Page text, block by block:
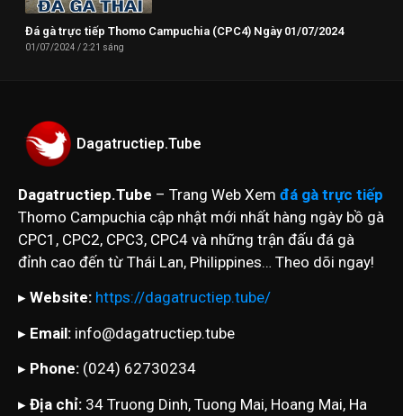
Đá gà trực tiếp Thomo Campuchia (CPC4) Ngày 01/07/2024
01/07/2024 2:21 sáng
Dagatructiep.Tube
Dagatructiep.Tube – Trang Web Xem đá gà trực tiếp
Thomo Campuchia cập nhật mới nhất hàng ngày bồ gà
CPC1, CPC2, CPC3, CPC4 và những trận đấu đá gà
đỉnh cao đến từ Thái Lan, Philippines… Theo dõi ngay!
▸ Website: https://dagatructiep.tube/
▸ Email: info@dagatructiep.tube
▸ Phone: (024) 62730234
▸ Địa chỉ: 34 Truong Dinh, Tuong Mai, Hoang Mai, Ha